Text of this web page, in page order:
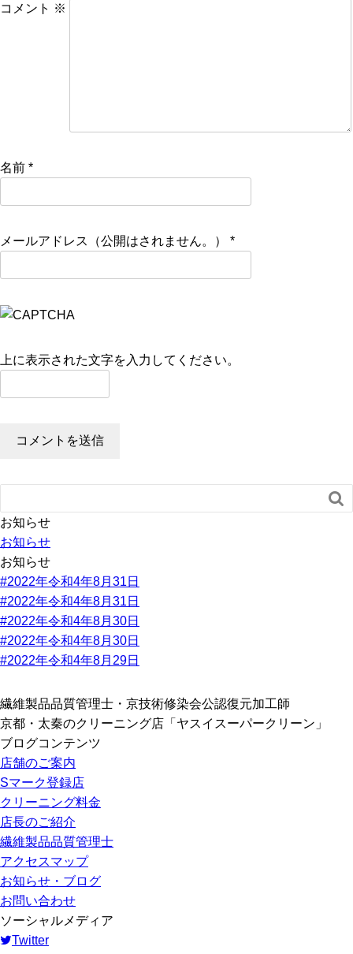
コメント ※
名前 *
メールアドレス（公開はされません。） *
上に表示された文字を入力してください。

お知らせ
お知らせ
お知らせ
#2022年令和4年8月31日
#2022年令和4年8月31日
#2022年令和4年8月30日
#2022年令和4年8月30日
#2022年令和4年8月29日
繊維製品品質管理士・京技術修染会公認復元加工師
京都・太秦のクリーニング店「ヤスイスーパークリーン」
ブログコンテンツ
店舗のご案内
Sマーク登録店
クリーニング料金
店長のご紹介
繊維製品品質管理士
アクセスマップ
お知らせ・ブログ
お問い合わせ
ソーシャルメディア
Twitter